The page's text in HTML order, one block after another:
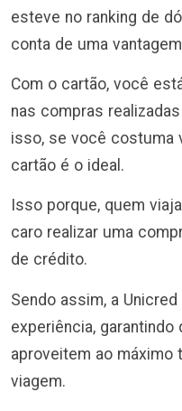
esteve no ranking de
conta de uma
Com o cartão, você
nas compras
isso, se você costuma
cartão é o ideal.
Isso porque, quem
caro realizar uma
de crédito.
Sendo assim, a
experiência,
aproveitem ao
viagem.